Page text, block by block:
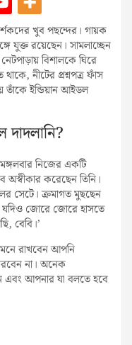
খুব পছন্দের। গায়ক
যুক্ত রয়েছেন। সামলাচ্ছেন
বিশালকে ঘিরে
নীটের প্রশ্নপত্র ফাঁস
তাঁকে ইন্ডিয়ান আইডল
নিজের একটি
করেছেন তিনি।
সেটে। ক্রমাগত মুছছেন
জোরে জোরে হাসতে
বেবি।’
রাখবেন আপনি
না। অনেক
এবং আপনার যা বলতে হবে